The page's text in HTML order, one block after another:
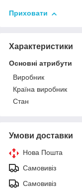
Приховати
Характеристики
Основні атрибути
Виробник
Країна виробник
Стан
Умови доставки
Нова Пошта
Самовивіз
Самовивіз